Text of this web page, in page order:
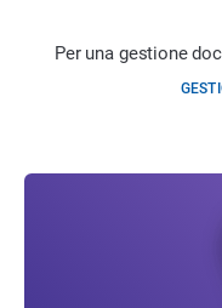
Per una gestione